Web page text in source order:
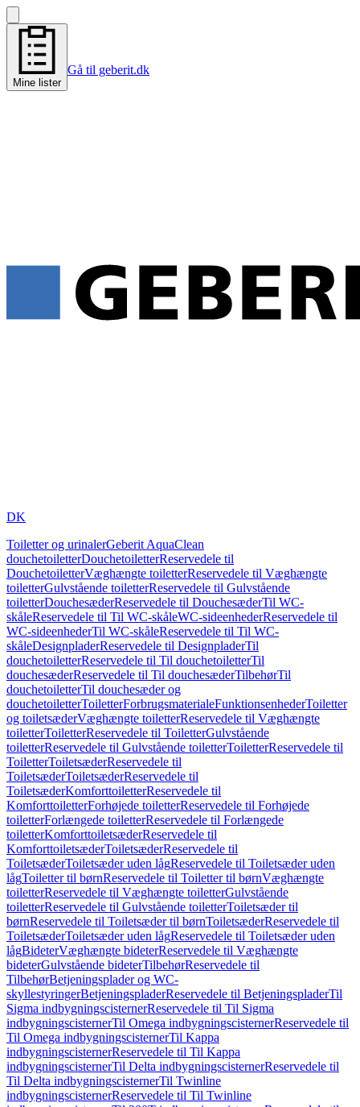
Mine lister
Gå til geberit.dk
DK
Toiletter og urinalerGeberit AquaClean
douchetoiletterDouchetoiletterReservedele til
DouchetoiletterVæghængte toiletterReservedele til Væghængte
toiletterGulvstående toiletterReservedele til Gulvstående
toiletterDouchesæderReservedele til DouchesæderTil WC-
skåleReservedele til Til WC-skåleWC-sideenhederReservedele til
WC-sideenhederTil WC-skåleReservedele til Til WC-
skåleDesignpladerReservedele til DesignpladerTil
douchetoiletterReservedele til Til douchetoiletterTil
douchesæderReservedele til Til douchesæderTilbehørTil
douchetoiletterTil douchesæder og
douchetoiletterToiletterForbrugsmaterialeFunktionsenhederToiletter
og toiletsæderVæghængte toiletterReservedele til Væghængte
toiletterToiletterReservedele til ToiletterGulvstående
toiletterReservedele til Gulvstående toiletterToiletterReservedele til
ToiletterToiletsæderReservedele til
ToiletsæderToiletsæderReservedele til
ToiletsæderKomforttoiletterReservedele til
KomforttoiletterForhøjede toiletterReservedele til Forhøjede
toiletterForlængede toiletterReservedele til Forlængede
toiletterKomforttoiletsæderReservedele til
KomforttoiletsæderToiletsæderReservedele til
ToiletsæderToiletsæder uden lågReservedele til Toiletsæder uden
lågToiletter til børnReservedele til Toiletter til børnVæghængte
toiletterReservedele til Væghængte toiletterGulvstående
toiletterReservedele til Gulvstående toiletterToiletsæder til
børnReservedele til Toiletsæder til børnToiletsæderReservedele til
ToiletsæderToiletsæder uden lågReservedele til Toiletsæder uden
lågBideterVæghængte bideterReservedele til Væghængte
bideterGulvstående bideterTilbehørReservedele til
TilbehørBetjeningsplader og WC-
skyllestyringerBetjeningspladerReservedele til BetjeningspladerTil
Sigma indbygningscisternerReservedele til Til Sigma
indbygningscisternerTil Omega indbygningscisternerReservedele til
Til Omega indbygningscisternerTil Kappa
indbygningscisternerReservedele til Til Kappa
indbygningscisternerTil Delta indbygningscisternerReservedele til
Til Delta indbygningscisternerTil Twinline
indbygningscisternerReservedele til Til Twinline